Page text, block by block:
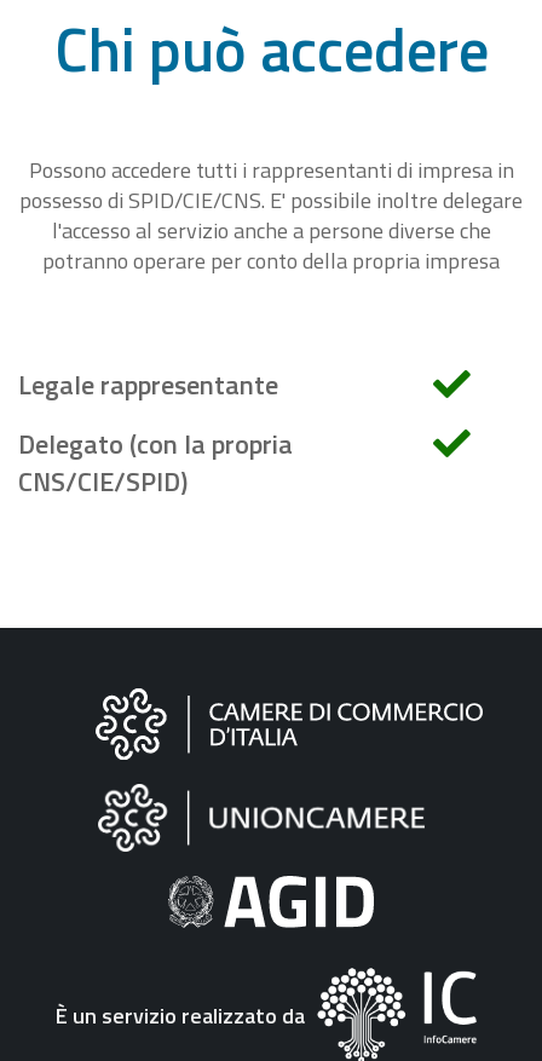
Chi può accedere
Possono accedere tutti i rappresentanti di impresa in
possesso di SPID/CIE/CNS. E' possibile inoltre delegare
l'accesso al servizio anche a persone diverse che
potranno operare per conto della propria impresa
Legale rappresentante
Delegato (con la propria
CNS/CIE/SPID)
Informazioni
"Fattura
Elettronica"
È un servizio realizzato da